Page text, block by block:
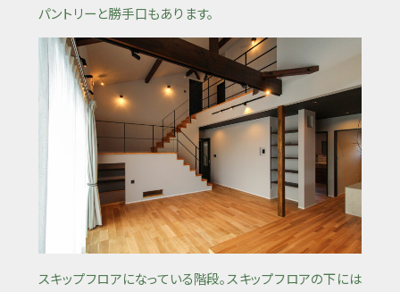
パントリーと勝手口もあります。
スキップフロアになっている階段。スキップフロアの下には